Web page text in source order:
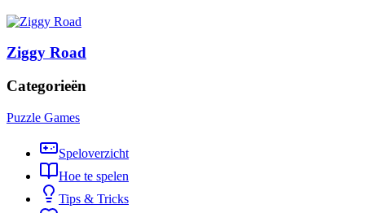
Ziggy Road
Categorieën
Puzzle Games
Speloverzicht
Hoe te spelen
Tips & Tricks